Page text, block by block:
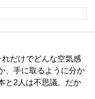
だけでどんな空気感
、手に取るように分か
と2人は不思議。だか